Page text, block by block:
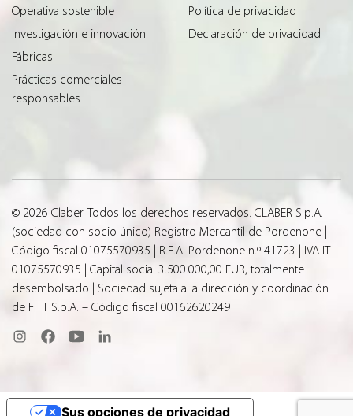
Operativa sostenible
Investigación e innovación
Fábricas
Prácticas comerciales
responsables
Política de privacidad
Declaración de privacidad
© 2026 Claber. Todos los derechos reservados. CLABER S.p.A.
(sociedad con socio único) Registro Mercantil de Pordenone |
Código fiscal 01075570935 | R.E.A. Pordenone n.º 41723 | IVA IT
01075570935 | Capital social 3.500.000,00 EUR, totalmente
desembolsado | Sociedad sujeta a la dirección y coordinación
de FITT S.p.A. – Código fiscal 00162620249
Sus opciones de privacidad